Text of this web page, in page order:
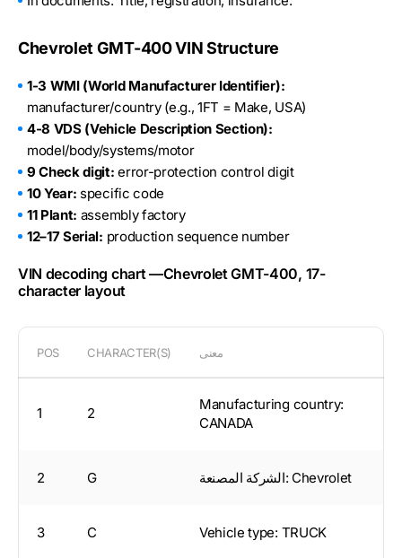
Chevrolet GMT-400 VIN Structure
1-3 WMI (World Manufacturer Identifier):
manufacturer/country (e.g., 1FT = Make, USA)
4-8 VDS (Vehicle Description Section):
model/body/systems/motor
9 Check digit: error-protection control digit
10 Year: specific code
11 Plant: assembly factory
12–17 Serial: production sequence number
VIN decoding chart —Chevrolet GMT-400, 17-
character layout
POS CHARACTER(S) معنى
1 2
Manufacturing country:
CANADA
2 G الشركة المصنعة: Chevrolet
3 C Vehicle type: TRUCK